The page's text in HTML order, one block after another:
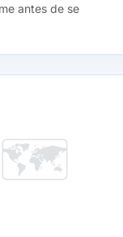
antes de se
🗺️